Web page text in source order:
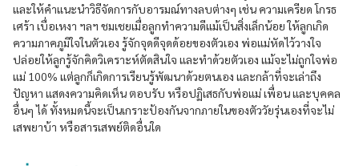
และให้คำแนะนำวิธีจัดการกับอารมณ์ทางลบต่างๆ เช่น ความเครียด โกรธ
เศร้า เบื่อเหงา ฯลฯ ชมเชยเมื่อลูกทำความดีแม้เป็นสิ่งเล็กน้อย ให้ลูกเกิด
ความภาคภูมิใจในตัวเอง รู้จักจุดดีจุดด้อยของตัวเอง พ่อแม่หัดไว้วางใจ
ปล่อยให้ลูกรู้จักคิดวิเคราะห์ตัดสินใจ และทำด้วยตัวเอง แม้จะไม่ถูกใจพ่อ
แม่ 100% แต่ลูกก็เกิดการเรียนรู้พัฒนาด้วยตนเอง และกล้าที่จะเล่าถึง
ปัญหา แสดงความคิดเห็น ตอบรับ หรือปฏิเสธกับพ่อแม่ เพื่อน และบุคคล
อื่นๆ ได้ ทั้งหมดนี้จะเป็นเกราะป้องกันจากภายในของตัววัยรุ่นเองที่จะไม่
เสพยาบ้า หรือสารเสพย์ติดอื่นใด